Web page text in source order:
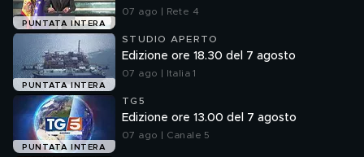
PUNTATA INTERA
07 ago | Rete 4
PUNTATA INTERA
STUDIO APERTO
Edizione ore 18.30 del 7 agosto
07 ago | Italia 1
PUNTATA INTERA
TG5
Edizione ore 13.00 del 7 agosto
07 ago | Canale 5